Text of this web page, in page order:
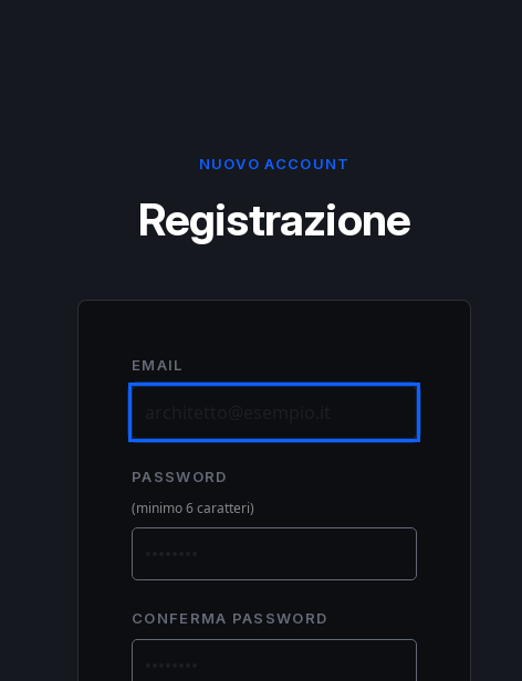
NUOVO ACCOUNT
Registrazione
EMAIL
PASSWORD
(minimo 6 caratteri)
CONFERMA PASSWORD